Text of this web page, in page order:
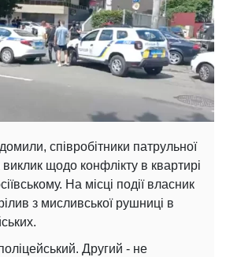
співробітники патрульної
виклик щодо конфлікту в квартирі
На місці події власник
з мисливської рушниці в
Другий - не